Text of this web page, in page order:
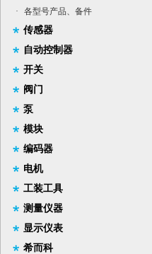
·
各型号产品、备件
传感器
自动控制器
开关
阀门
泵
模块
编码器
电机
工装工具
测量仪器
显示仪表
希而科